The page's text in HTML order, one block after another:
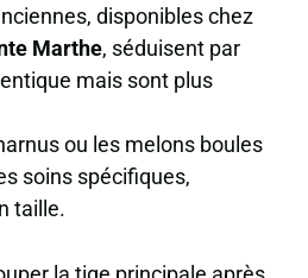
disponibles chez
Marthe, séduisent par
mais sont plus
ou les melons boules
soins spécifiques,
taille.